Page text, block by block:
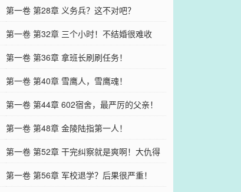
第一卷 第28章 义务兵？这不对吧？
第一卷 第32章 三个小时！不结婚很难收
场！
第一卷 第36章 拿班长刷刷任务！
第一卷 第40章 雪鹰人，雪鹰魂！
第一卷 第44章 602宿舍，最严厉的父亲！
第一卷 第48章 金陵陆指第一人！
第一卷 第52章 干完纠察就是爽啊！大仇得
报！
第一卷 第56章 军校退学？后果很严重！